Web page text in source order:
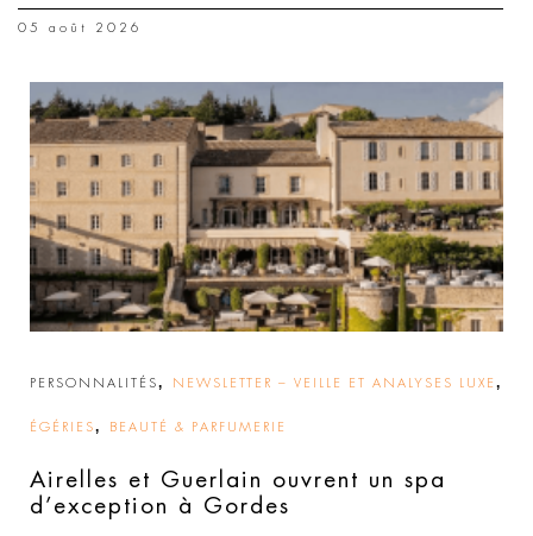
05 août 2026
PERSONNALITÉS, NEWSLETTER – VEILLE ET ANALYSES LUXE ,
ÉGÉRIES, BEAUTÉ & PARFUMERIE
Airelles et Guerlain ouvrent un spa
d’exception à Gordes